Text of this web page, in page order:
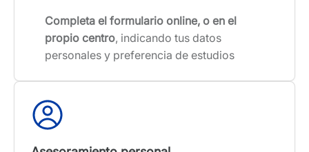
Completa el formulario online, o en el
propio centro, indicando tus datos
personales y preferencia de estudios